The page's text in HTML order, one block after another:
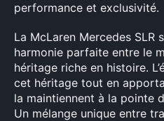
performance et exclusivité.
La McLaren Mercedes SLR
harmonie parfaite entre le
héritage riche en histoire.
cet héritage tout en
la maintiennent à la pointe
Un mélange unique entre